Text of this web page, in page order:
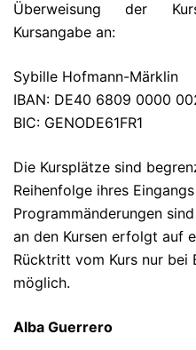
Überweisung der
Kursangabe an:
Sybille Hofmann-Märklin
IBAN: DE40 6809 0000
BIC: GENODE61FR1
Die Kursplätze sind
Reihenfolge ihres
Programmänderungen
an den Kursen erfolgt auf
Rücktritt vom Kurs nur bei
möglich.
Alba Guerrero